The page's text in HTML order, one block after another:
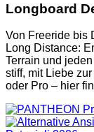
Longboard
Von Freeride bis
Long Distance:
Terrain und
stiff, mit Liebe
oder Pro – hier